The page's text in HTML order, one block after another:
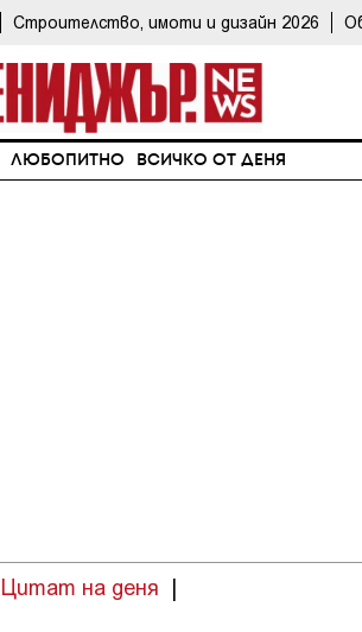
Строителство, имоти и дизайн 2026
ЛЮБОПИТНО ВСИЧКО ОТ ДЕНЯ
Цитат на деня |